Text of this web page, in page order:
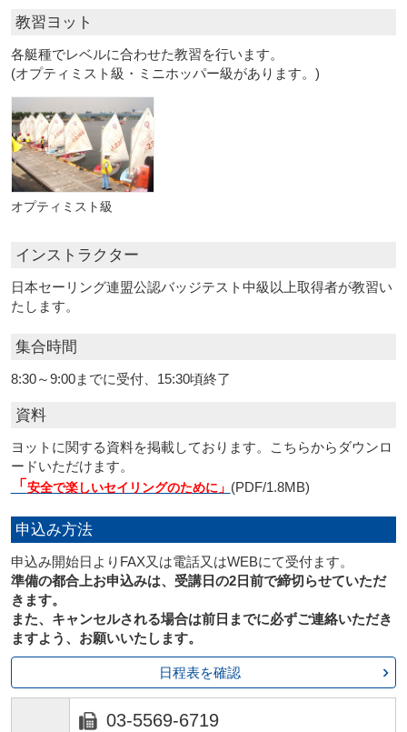
教習ヨット
各艇種でレベルに合わせた教習を行います。
(オプティミスト級・ミニホッパー級があります。)
オプティミスト級
インストラクター
日本セーリング連盟公認バッジテスト中級以上取得者が教習い
たします。
集合時間
8:30～9:00までに受付、15:30頃終了
資料
ヨットに関する資料を掲載しております。こちらからダウンロ
ードいただけます。
「 安全で楽しいセイリングのために」 (PDF/1.8MB)
申込み方法
申込み開始日よりFAX又は電話又はWEBにて受付ます。
準備の都合上お申込みは、受講日の2日前で締切らせていただ
きます。
また、キャンセルされる場合は前日までに必ずご連絡いただき
ますよう、お願いいたします。
日程表を確認
03-5569-6719